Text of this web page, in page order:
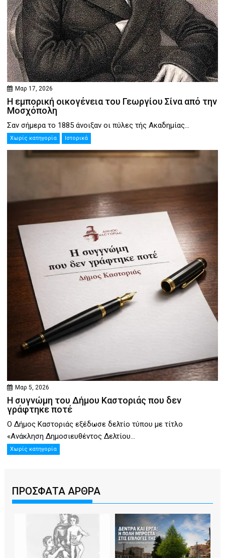
Μαρ 17, 2026
Η εμπορική οικογένεια του Γεωργίου Σίνα από την
Μοσχόπολη
Σαν σήμερα το 1885 άνοιξαν οι πύλες τής Ακαδημίας...
Χωρίς κατηγορία Ιστορικά
Μαρ 5, 2026
Η συγνώμη του Δήμου Καστοριάς που δεν
γράφτηκε ποτέ
Ο Δήμος Καστοριάς εξέδωσε δελτίο τύπου με τίτλο
«Ανάκληση Δημοσιευθέντος Δελτίου...
Χωρίς κατηγορία
ΠΡΟΣΦΑΤΑ ΑΡΘΡΑ